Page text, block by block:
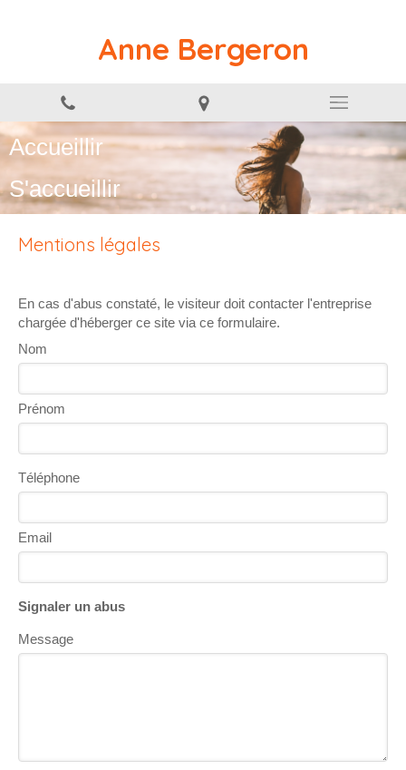
Anne Bergeron
Accueillir
S'accueillir
Mentions légales
En cas d'abus constaté, le visiteur doit contacter l'entreprise
chargée d'héberger ce site via ce formulaire.
Nom
Prénom
Téléphone
Email
Signaler un abus
Message